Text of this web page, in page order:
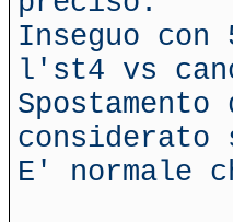
Inseguo
l'st4 vs
E' normale